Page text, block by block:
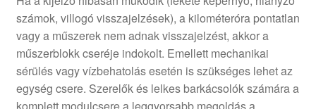
számok, villogó visszajelzések), a kilométeróra pontatlan
vagy a műszerek nem adnak visszajelzést, akkor a
műszerblokk cseréje indokolt. Emellett mechanikai
sérülés vagy vízbehatolás esetén is szükséges lehet az
egység csere. Szerelők és lelkes barkácsolók számára a
komplett modulcsere a leggyorsabb megoldás a